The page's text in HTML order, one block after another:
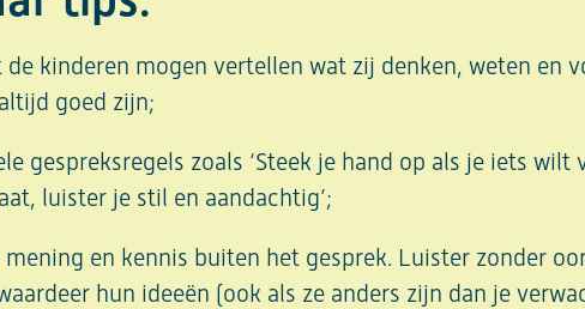
de kinderen mogen vertellen wat zij denken, weten en
goed zijn;
gespreksregels zoals ‘Steek je hand op als je iets wilt
luister je stil en aandachtig’;
mening en kennis buiten het gesprek. Luister zonder
hun ideeën (ook als ze anders zijn dan je